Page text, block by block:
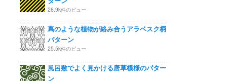
26.9k件のビュー
蔦のような植物が絡み合うアラベスク柄
パターン
25.5k件のビュー
風呂敷でよく見かける唐草模様のパター
ン